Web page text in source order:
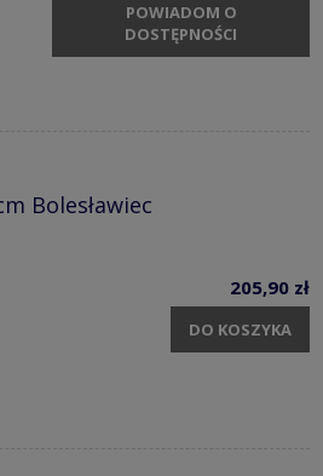
POWIADOM O
DOSTĘPNOŚCI
Bolesławiec
205,90 zł
DO KOSZYKA